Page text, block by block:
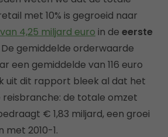
met 10% is gegroeid naar
4,25 miljard euro in de eerste
De gemiddelde orderwaarde
een gemiddelde van 116 euro
uit dit rapport bleek al dat het
de totale omzet
€ 1,83 miljard, een groei
met 2010-1.